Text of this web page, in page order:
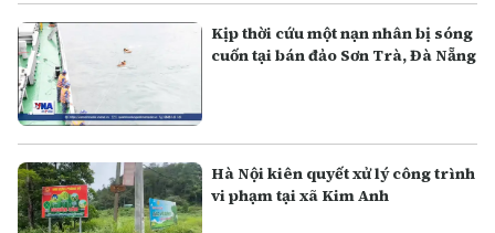
Kịp thời cứu một nạn nhân bị sóng
cuốn tại bán đảo Sơn Trà, Đà Nẵng
Hà Nội kiên quyết xử lý công trình
vi phạm tại xã Kim Anh